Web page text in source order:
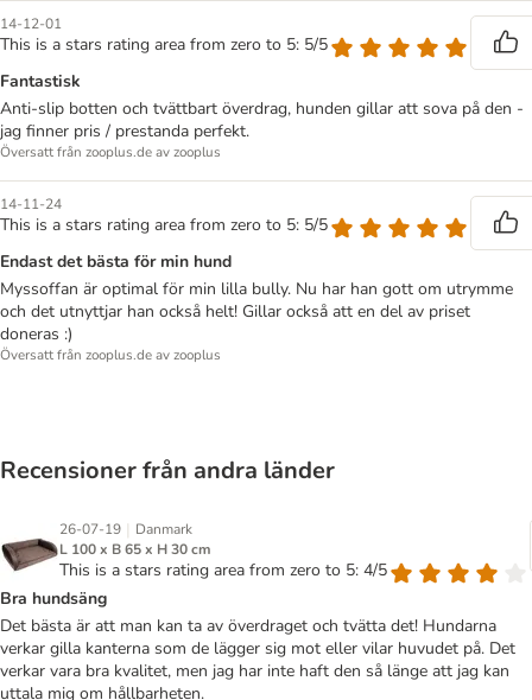
14-12-01
This is a stars rating area from zero to 5: 5/5
Fantastisk
Anti-slip botten och tvättbart överdrag, hunden gillar att sova på den -
jag finner pris / prestanda perfekt.
Översatt från zooplus.de av zooplus
14-11-24
This is a stars rating area from zero to 5: 5/5
Endast det bästa för min hund
Myssoffan är optimal för min lilla bully. Nu har han gott om utrymme
och det utnyttjar han också helt! Gillar också att en del av priset
doneras :)
Översatt från zooplus.de av zooplus
Recensioner från andra länder
26-07-19 | Danmark
L 100 x B 65 x H 30 cm
This is a stars rating area from zero to 5: 4/5
Bra hundsäng
Det bästa är att man kan ta av överdraget och tvätta det! Hundarna
verkar gilla kanterna som de lägger sig mot eller vilar huvudet på. Det
verkar vara bra kvalitet, men jag har inte haft den så länge att jag kan
uttala mig om hållbarheten.